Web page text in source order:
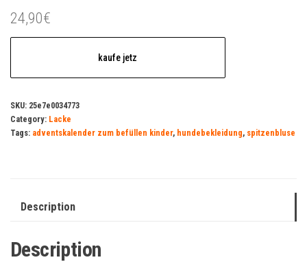
24,90€
kaufe jetz
SKU: 25e7e0034773
Category: Lacke
Tags: adventskalender zum befüllen kinder, hundebekleidung, spitzenbluse
Description
Description